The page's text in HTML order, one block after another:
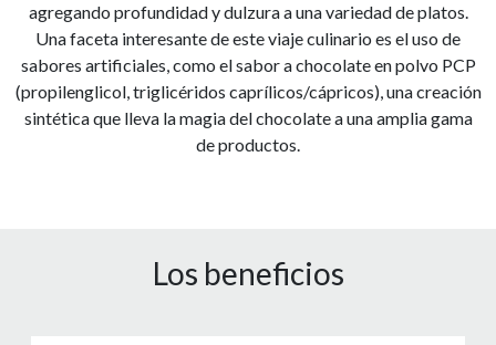
agregando profundidad y dulzura a una variedad de platos.
Una faceta interesante de este viaje culinario es el uso de
sabores artificiales, como el sabor a chocolate en polvo PCP
(propilenglicol, triglicéridos caprílicos/cápricos), una creación
sintética que lleva la magia del chocolate a una amplia gama
de productos.
Los beneficios